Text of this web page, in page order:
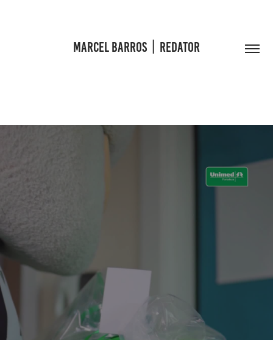
MARCEL BARROS  |  REDATOR